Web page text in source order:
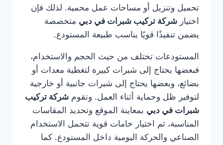
تحميل وتنزيل أو مساحات عمل محمية. لذلك فإن
اختيار شركة تركيب شبرات في دبي متخصصة
يضمن تنفيذًا قويًا يناسب طبيعة المستودع.
المستودعات تختلف من حيث الحجم والاستخدام،
فبعضها يحتاج إلى شبرات كبيرة لتغطية معدات أو
بضائع، وبعضها يحتاج إلى شبرات جانبية أو خارجية
لتوفير ظل وحماية أثناء العمل. وتقوم شركة تركيب
شبرات في دبي بمعاينة الموقع وتحديد المقاسات
المناسبة، ثم اختيار خامات قوية تتحمل الاستخدام
الصناعي والحركة اليومية داخل المستودع. كما